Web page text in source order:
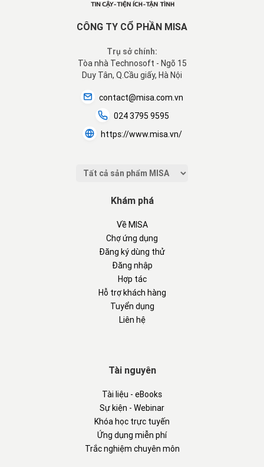
CÔNG TY CỔ PHẦN MISA
Trụ sở chính:
Tòa nhà Technosoft - Ngõ 15
Duy Tân, Q.Cầu giấy, Hà Nội
contact@misa.com.vn
024 3795 9595
https://www.misa.vn/
Khám phá
Về MISA
Chợ ứng dụng
Đăng ký dùng thử
Đăng nhập
Hợp tác
Hỗ trợ khách hàng
Tuyển dụng
Liên hệ
Tài nguyên
Tài liệu - eBooks
Sự kiện - Webinar
Khóa học trực tuyến
Ứng dụng miễn phí
Trắc nghiệm chuyên môn